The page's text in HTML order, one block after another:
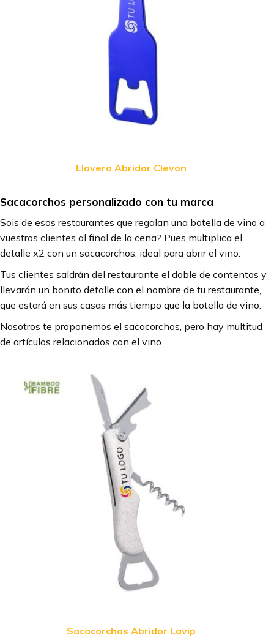
Llavero Abridor Clevon
Sacacorchos personalizado con tu marca
Sois de esos restaurantes que regalan una botella de vino a
vuestros clientes al final de la cena? Pues multiplica el
detalle x2 con un sacacorchos, ideal para abrir el vino.
Tus clientes saldrán del restaurante el doble de contentos y
llevarán un bonito detalle con el nombre de tu restaurante,
que estará en sus casas más tiempo que la botella de vino.
Nosotros te proponemos el sacacorchos, pero hay multitud
de artículos relacionados con el vino.
Sacacorchos Abridor Lavip